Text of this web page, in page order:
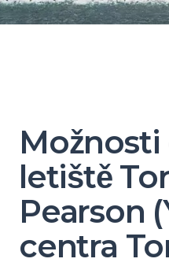
Možnosti
letiště
Pearson
centra